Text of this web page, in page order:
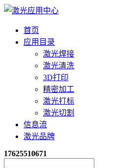
首页
应用目录
激光焊接
激光清洗
3D打印
精密加工
激光打标
激光切割
信息流
激光品牌
17625510671